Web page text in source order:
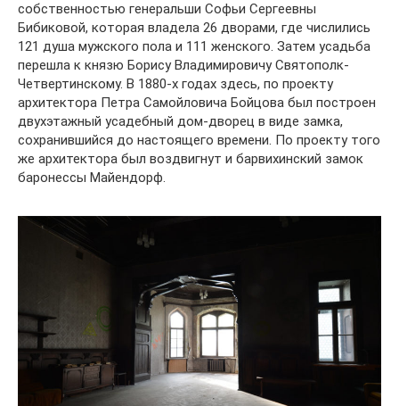
собственностью генеральши Софьи Сергеевны
Бибиковой, которая владела 26 дворами, где числились
121 душа мужского пола и 111 женского. Затем усадьба
перешла к князю Борису Владимировичу Святополк-
Четвертинскому. В 1880-х годах здесь, по проекту
архитектора Петра Самойловича Бойцова был построен
двухэтажный усадебный дом-дворец в виде замка,
сохранившийся до настоящего времени. По проекту того
же архитектора был воздвигнут и барвихинский замок
баронессы Майендорф.